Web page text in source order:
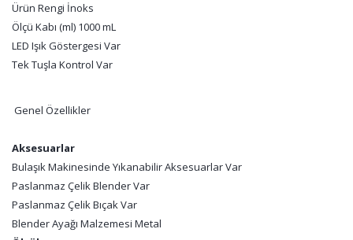
Ürün Rengi İnoks
Ölçü Kabı (ml) 1000 mL
LED Işık Göstergesi Var
Tek Tuşla Kontrol Var
Genel Özellikler
Aksesuarlar
Bulaşık Makinesinde Yıkanabilir Aksesuarlar Var
Paslanmaz Çelik Blender Var
Paslanmaz Çelik Bıçak Var
Blender Ayağı Malzemesi Metal